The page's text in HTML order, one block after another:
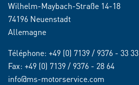
Wilhelm-Maybach-Straße 14-18
74196 Neuenstadt
Allemagne
Téléphone: +49 (0) 7139 / 9376 - 33 33
Fax: +49 (0) 7139 / 9376 - 28 64
info@ms-motorservice.com